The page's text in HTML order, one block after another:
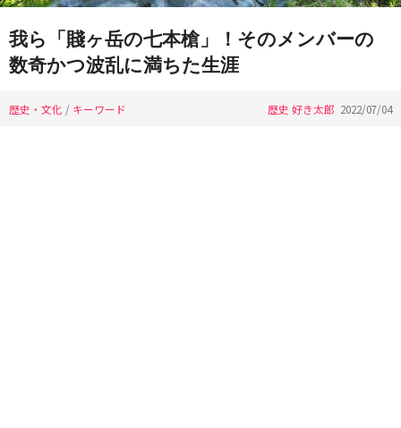
我ら「賤ヶ岳の七本槍」！そのメンバーの
数奇かつ波乱に満ちた生涯
歴史・文化 / キーワード 歴史 好き太郎 2022/07/04